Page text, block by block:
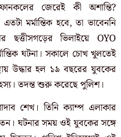
জেরেই কী অশান্তি?
মর্মান্তিক হবে, তা ভাবেননি
ভিলাইয়ে OYO
ঘটনা। সকালে চোখ খুলতেই
উদ্ধার হল ১৯ বছরের যুবকের
তদন্ত শুরু করেছে পুলিশ।
শেখ। তিনি ক্যাম্প এলাকার
ঘটনার সময় ওই যুবকের সঙ্গে